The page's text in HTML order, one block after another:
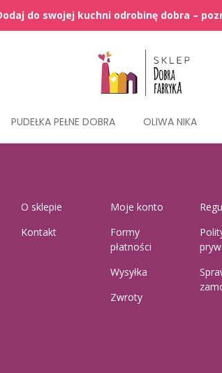
PUDEŁKA PEŁNE DOBRA OLIWA NIKA
O sklepie
Kontakt
Moje konto
Formy
płatności
Wysyłka
Zwroty